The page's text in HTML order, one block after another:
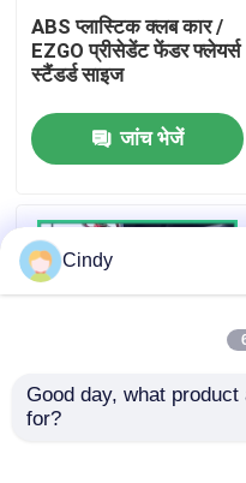
कारखाना भ्रमण
गुणवत्ता नियंत्रण
संपर्क करें
समाचार
गोल्फ कार्ट व्हील कवर
ABS प्लास्टिक क्लब कार /
EZGO प्रीसेडेंट फेंडर फ्लेयर्स
स्टैंडर्ड साइज
जांच भेजें
Cindy
Good day, what
for?